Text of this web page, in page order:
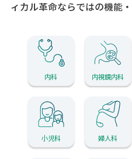
ィカル革命ならではの機能
内科 内視鏡内科
小児科 婦人科